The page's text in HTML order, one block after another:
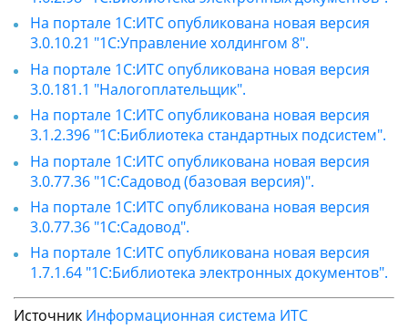
На портале 1С:ИТС опубликована новая версия
3.0.10.21 "1С:Управление холдингом 8".
На портале 1С:ИТС опубликована новая версия
3.0.181.1 "Налогоплательщик".
На портале 1С:ИТС опубликована новая версия
3.1.2.396 "1С:Библиотека стандартных подсистем".
На портале 1С:ИТС опубликована новая версия
3.0.77.36 "1С:Садовод (базовая версия)".
На портале 1С:ИТС опубликована новая версия
3.0.77.36 "1С:Садовод".
На портале 1С:ИТС опубликована новая версия
1.7.1.64 "1С:Библиотека электронных документов".
Источник Информационная система ИТС